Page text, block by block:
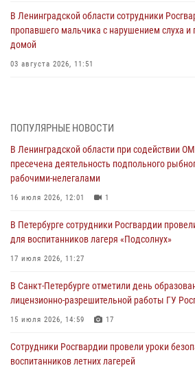
В Ленинградской области сотрудники
пропавшего мальчика с нарушением слуха и
домой
03 августа 2026, 11:51
03 августа 2026, 10:15 1
Сотрудники ГУ Росгвардии приняли участие
Западного округа войск национальной
боевому самбо
03 августа 2026, 10:07
В Ленобласти сотрудники ОМОН Росгвардии
полиции в проведении профилактического
03 августа 2026, 09:16
В Петербурге сотрудники Росгвардии
День Воздушно-десантных войск
02 августа 2026, 19:30 10
Сотрудники Росгвардии на Пушкинской
граждан, подозреваемых в попытке поджога
ПОПУЛЯРНЫЕ НОВОСТИ
В Ленинградской области при содействии
пресечена деятельность подпольного
рабочими-нелегалами
16 июля 2026, 12:01 1
В Петербурге сотрудники Росгвардии
для воспитанников лагеря «Подсолнух»
17 июля 2026, 11:27
В Санкт-Петербурге отметили день
лицензионно-разрешительной работы ГУ
15 июля 2026, 14:59 17
Сотрудники Росгвардии провели уроки
воспитанников летних лагерей